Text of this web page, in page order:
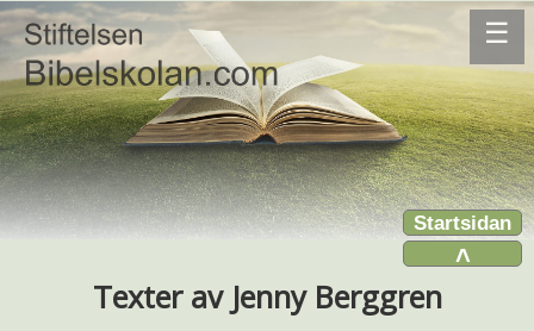
☰
Startsidan
˄
Texter av Jenny Berggren